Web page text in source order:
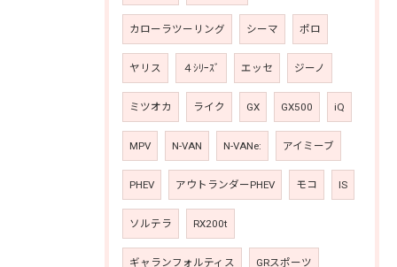
カローラツーリング シーマ ポロ
ヤリス ４ｼﾘｰｽﾞ エッセ ジーノ
ミツオカ ライク GX GX500 iQ
MPV N-VAN N-VANe: アイミーブ
PHEV アウトランダーPHEV モコ IS
ソルテラ RX200t
ギャランフォルティス GRスポーツ